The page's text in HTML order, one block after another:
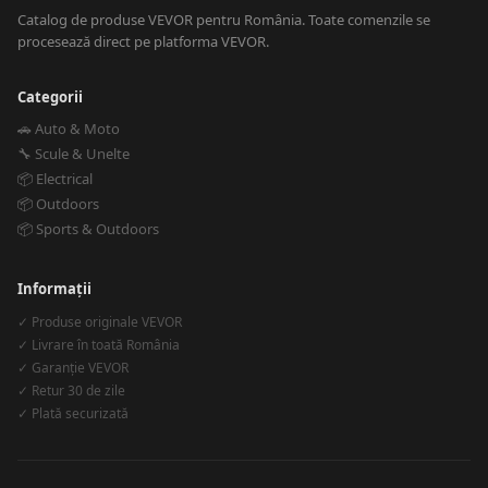
Catalog de produse VEVOR pentru România. Toate comenzile se
procesează direct pe platforma VEVOR.
Categorii
🚗 Auto & Moto
🔧 Scule & Unelte
📦 Electrical
📦 Outdoors
📦 Sports & Outdoors
Informații
✓ Produse originale VEVOR
✓ Livrare în toată România
✓ Garanție VEVOR
✓ Retur 30 de zile
✓ Plată securizată